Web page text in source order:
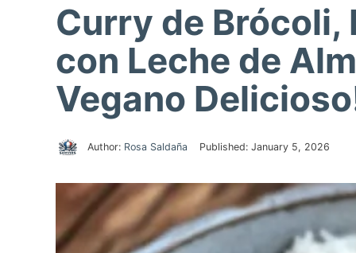
Curry de Brócoli,
con Leche de
Vegano
Author: Rosa Saldaña Published: January 5, 2026